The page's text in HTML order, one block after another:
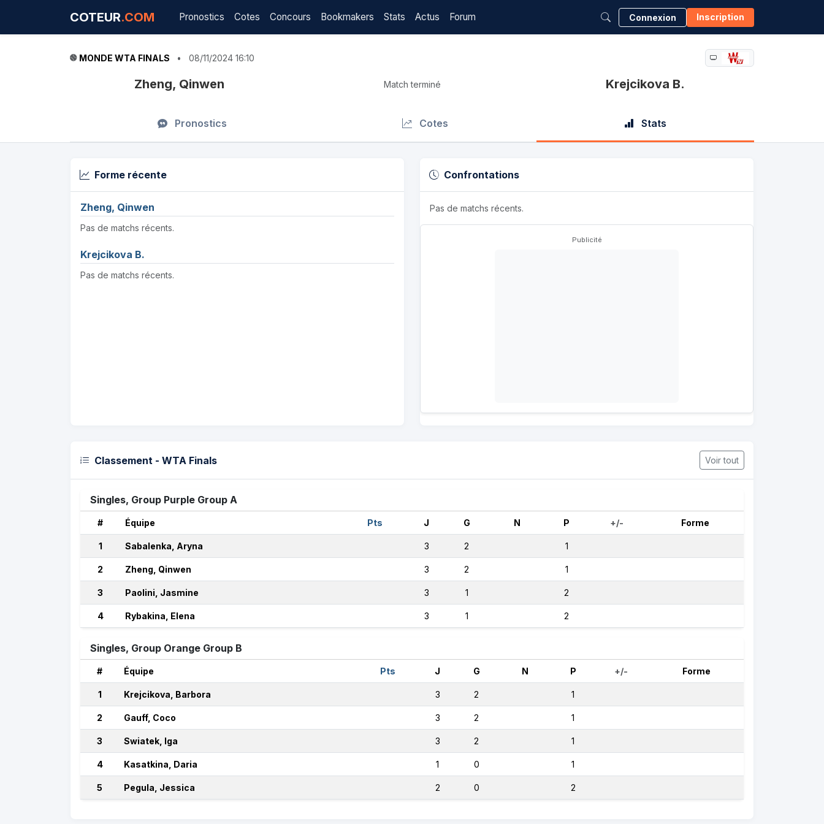
COTEUR.COM Pronostics Cotes Concours Bookmakers Stats Actus Forum Connexion Inscription
MONDE WTA FINALS • 08/11/2024 16:10
Zheng, Qinwen Match terminé Krejcikova B.
Pronostics Cotes Stats
Forme récente
Zheng, Qinwen
Pas de matchs récents.
Krejcikova B.
Pas de matchs récents.
Confrontations
Pas de matchs récents.
Publicité
Classement - WTA Finals Voir tout
Singles, Group Purple Group A
# Équipe Pts J G N P +/- Forme
1 Sabalenka, Aryna 3 2 1
2 Zheng, Qinwen 3 2 1
3 Paolini, Jasmine 3 1 2
4 Rybakina, Elena 3 1 2
Singles, Group Orange Group B
# Équipe Pts J G N P +/- Forme
1 Krejcikova, Barbora 3 2 1
2 Gauff, Coco 3 2 1
3 Swiatek, Iga 3 2 1
4 Kasatkina, Daria 1 0 1
5 Pegula, Jessica 2 0 2